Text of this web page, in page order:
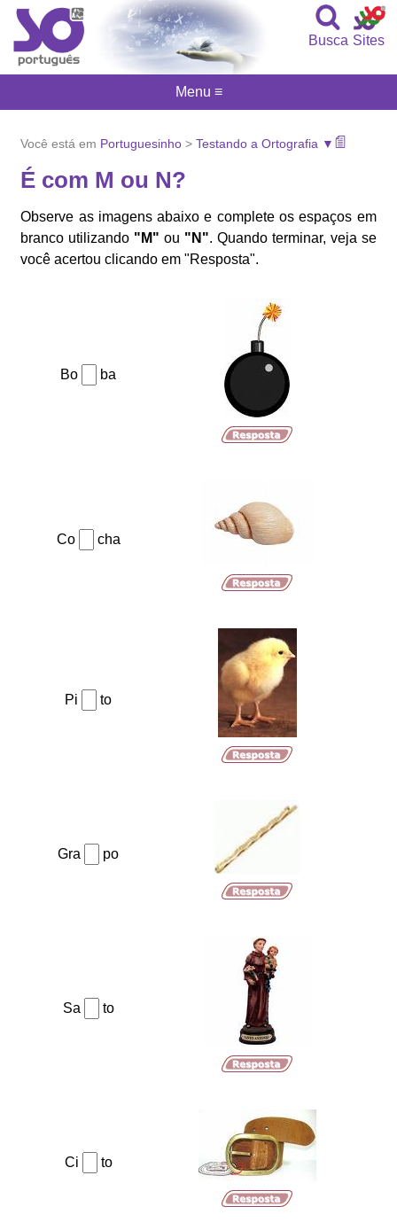
Sites
Busca
Você está em Portuguesinho >Testando a Ortografia ▼
É com M ou N?
Observe as imagens abaixo e complete os espaços em
branco utilizando "M" ou "N". Quando terminar, veja se
você acertou clicando em "Resposta".
Bo ba
Co cha
Pi to
Gra po
Sa to
Ci to